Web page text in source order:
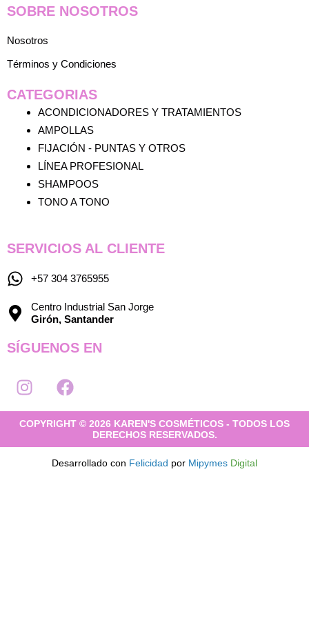
SOBRE NOSOTROS
Nosotros
Términos y Condiciones
CATEGORIAS
ACONDICIONADORES Y TRATAMIENTOS
AMPOLLAS
FIJACIÓN - PUNTAS Y OTROS
LÍNEA PROFESIONAL
SHAMPOOS
TONO A TONO
SERVICIOS AL CLIENTE
+57 304 3765955
Centro Industrial San Jorge
Girón, Santander
SÍGUENOS EN
I
n
s
t
a
F
a
c
e
b
o
COPYRIGHT © 2026 KAREN'S COSMÉTICOS - TODOS LOS
DERECHOS RESERVADOS.
Desarrollado con Felicidad por Mipymes Digital